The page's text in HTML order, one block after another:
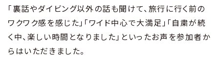
「裏話やダイビング以外の話も聞けて、旅行に行く前の
ワクワク感を感じた」「ワイド中心で大満足」「自粛が続
く中、楽しい時間となりました」といったお声を参加者か
らはいただきました。